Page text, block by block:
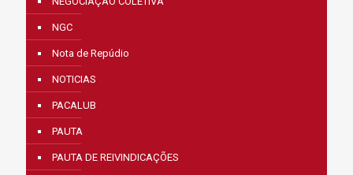
NGC
Nota de Repúdio
NOTICIAS
PACALUB
PAUTA
PAUTA DE REIVINDICAÇÕES